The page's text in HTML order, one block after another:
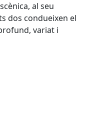
al seu
dos condueixen el
variat i